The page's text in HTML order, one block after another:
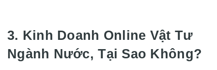
3. Kinh Doanh Online Vật Tư
Ngành Nước, Tại Sao Không?